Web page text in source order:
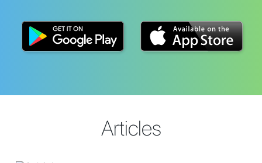
Articles